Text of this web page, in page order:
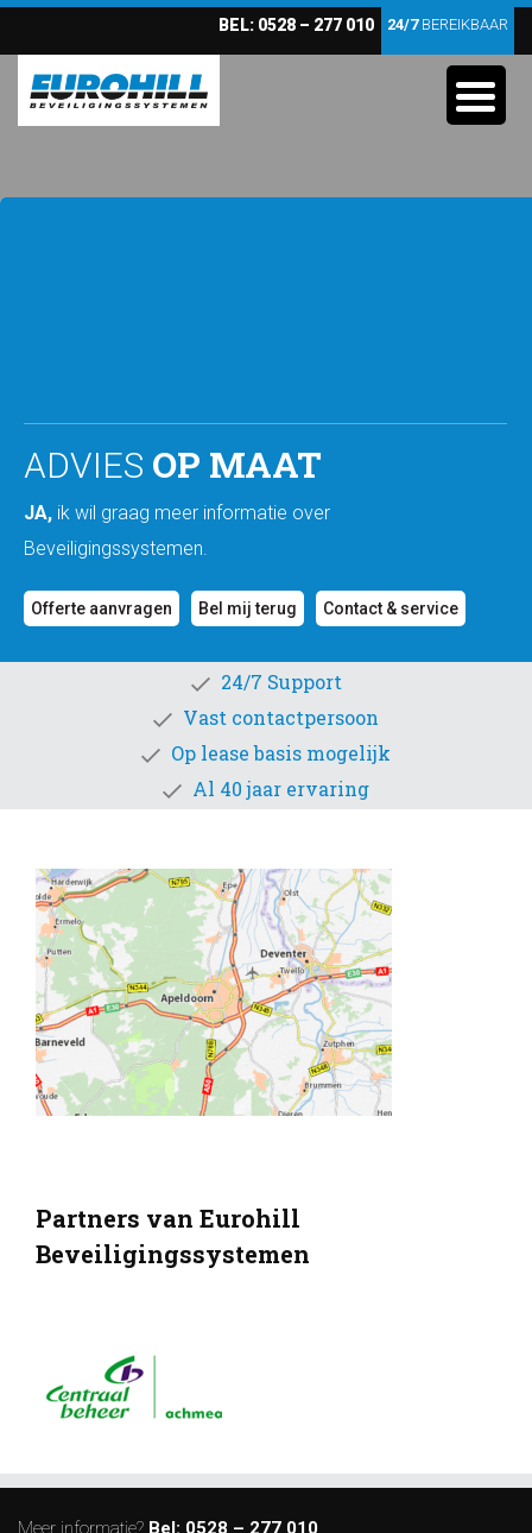
BEL: 0528 – 277 010 24/7BEREIKBAAR
ADVIES OP MAAT
JA, ik wil graag meer informatie over
Beveiligingssystemen.
Offerte aanvragen Bel mij terug Contact & service
24/7 Support
Vast contactpersoon
Op lease basis mogelijk
Al 40 jaar ervaring
Partners van Eurohill
Beveiligingssystemen
Meer informatie? Bel: 0528 – 277 010